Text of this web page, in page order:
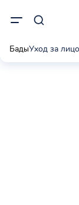
БадыУход за